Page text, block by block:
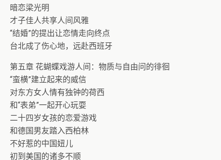
暗恋梁光明
才子佳人共享人间风雅
“结婚”的提出让恋情走向终点
台北成了伤心地，远赴西班牙
第五章 花蝴蝶戏游人间：物质与自由问的徘徊
“蛮横”建立起来的威信
对东方女人情有独钟的荷西
和“表弟”一起开心玩耍
二十四岁女孩的恋爱游戏
和德国男友踏入西柏林
不好惹的中国妞儿
初到美国的诸多不顺